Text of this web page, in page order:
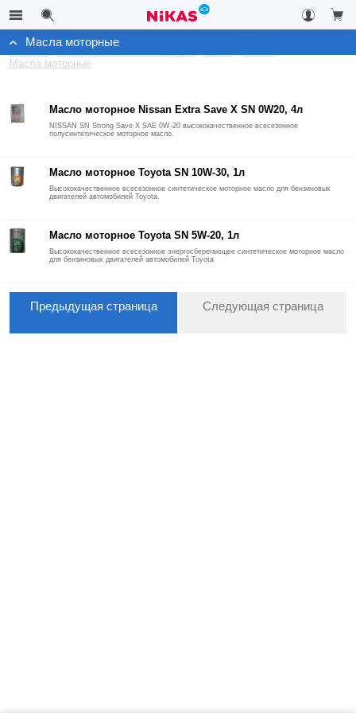
Автомобильные аксессуары
Масла моторные
Масла моторные
Масло моторное Nissan Extra Save X SN 0W20, 4л
NISSAN SN Strong Save X SAE 0W-20 высококачественное всесезонное
полусинтетическое моторное масло.
Масло моторное Toyota SN 10W-30, 1л
Высококачественное всесезонное синтетическое моторное масло для бензиновых
двигателей автомобилей Toyota.
Масло моторное Toyota SN 5W-20, 1л
Высококачественное всесезонное энергосберегающее синтетическое моторное масло
для бензиновых двигателей автомобилей Toyota
Предыдущая страница Следующая страница